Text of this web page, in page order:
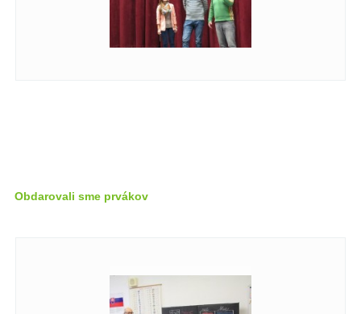
Obdarovali sme prvákov